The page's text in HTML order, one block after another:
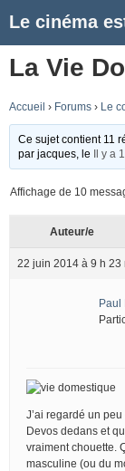
Le cinéma
La Vie
Accueil › Forums › Le
Ce sujet contient 11
parjacques , le Il y a
Affichage de 10
Auteur/e
22 juin 2014 à 9 h 23
Paul
J’ai regardé un
Devos dedans et
vraiment chouette.
masculine (ou du